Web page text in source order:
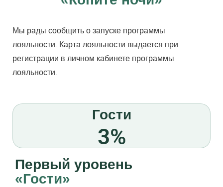
Мы рады сообщить о запуске программы
лояльности. Карта лояльности выдается при
регистрации в личном кабинете программы
лояльности.
Гости
3%
Первый уровень
«Гости»